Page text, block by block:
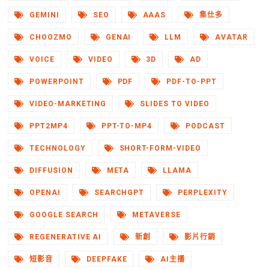
GEMINI SEO AAAS 集仕多
CHOOZMO GENAI LLM AVATAR
VOICE VIDEO 3D AD
POWERPOINT PDF PDF-TO-PPT
VIDEO-MARKETING SLIDES TO VIDEO
PPT2MP4 PPT-TO-MP4 PODCAST
TECHNOLOGY SHORT-FORM-VIDEO
DIFFUSION META LLAMA
OPENAI SEARCHGPT PERPLEXITY
GOOGLE SEARCH METAVERSE
REGENERATIVE AI 新創 影片行銷
短影音 DEEPFAKE AI主播